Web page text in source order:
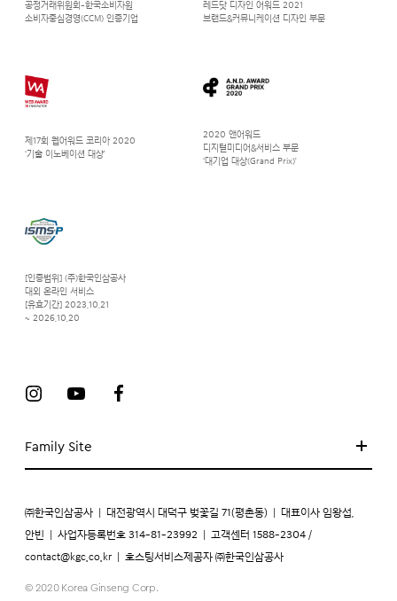
Family Site
공정거래위원회-한국소비자원
소비자중심경영(CCM) 인증기업
레드닷 디자인 어워드 2021
브랜드&커뮤니케이션 디자인 부문
제17회 웹어워드 코리아 2020
‘기술 이노베이션 대상’
2020 앤어워드
디지털미디어&서비스 부문
‘대기업 대상(Grand Prix)’
[인증범위] (주)한국인삼공사
대외 온라인 서비스
[유효기간] 2023.10.21
~ 2026.10.20
㈜한국인삼공사 대전광역시 대덕구 벚꽃길 71(평촌동) 대표이사 임왕섭,
안빈 사업자등록번호 314-81-23992 고객센터 1588-2304 /
contact@kgc.co.kr 호스팅서비스제공자 ㈜한국인삼공사
© 2020 Korea Ginseng Corp.